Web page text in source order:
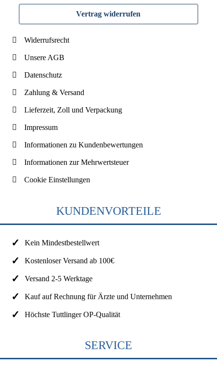
Vertrag widerrufen
Widerrufsrecht
Unsere AGB
Datenschutz
Zahlung & Versand
Lieferzeit, Zoll und Verpackung
Impressum
Informationen zu Kundenbewertungen
Informationen zur Mehrwertsteuer
Cookie Einstellungen
KUNDENVORTEILE
Kein Mindestbestellwert
Kostenloser Versand ab 100€
Versand 2-5 Werktage
Kauf auf Rechnung für Ärzte und Unternehmen
Höchste Tuttlinger OP-Qualität
SERVICE